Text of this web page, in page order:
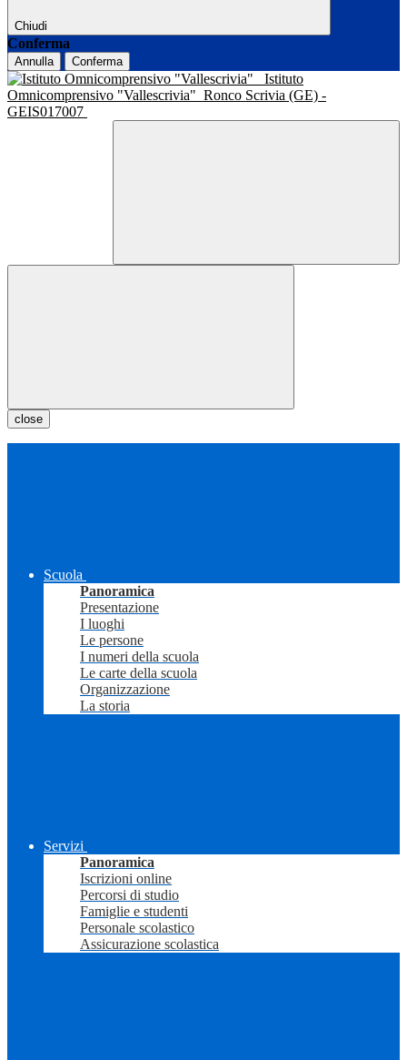
Chiudi
Conferma
Annulla Conferma
Istituto
Omnicomprensivo "Vallescrivia" Ronco Scrivia (GE) -
GEIS017007
close
Scuola
Panoramica
Presentazione
I luoghi
Le persone
I numeri della scuola
Le carte della scuola
Organizzazione
La storia
Servizi
Panoramica
Iscrizioni online
Percorsi di studio
Famiglie e studenti
Personale scolastico
Assicurazione scolastica